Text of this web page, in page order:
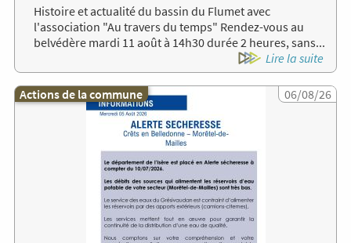
Histoire et actualité du bassin du Flumet avec
l'association "Au travers du temps" Rendez-vous au
belvédère mardi 11 août à 14h30 durée 2 heures, sans...
Lire la suite
Image
Actions de la commune 06/08/26